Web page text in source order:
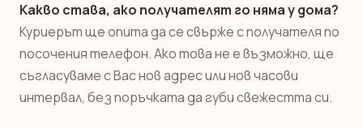
Какво става, ако получателят го няма у дома?
Куриерът ще опита да се свърже с получателя по
посочения телефон. Ако това не е възможно, ще
съгласуваме с Вас нов адрес или нов часови
интервал, без поръчката да губи свежестта си.